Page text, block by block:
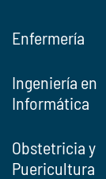
Enfermería
Ingeniería en
Informática
Obstetricia y
Puericultura